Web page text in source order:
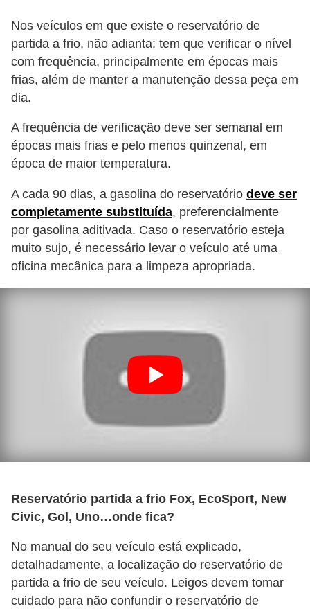
Nos veículos em que existe o reservatório de
partida a frio, não adianta: tem que verificar o nível
com frequência, principalmente em épocas mais
frias, além de manter a manutenção dessa peça em
dia.
A frequência de verificação deve ser semanal em
épocas mais frias e pelo menos quinzenal, em
época de maior temperatura.
A cada 90 dias, a gasolina do reservatório deve ser
completamente substituída, preferencialmente
por gasolina aditivada. Caso o reservatório esteja
muito sujo, é necessário levar o veículo até uma
oficina mecânica para a limpeza apropriada.
Reservatório partida a frio Fox, EcoSport, New
Civic, Gol, Uno…onde fica?
No manual do seu veículo está explicado,
detalhadamente, a localização do reservatório de
partida a frio de seu veículo. Leigos devem tomar
cuidado para não confundir o reservatório de
d
e
s
r
i
o
s
o
D
i
d